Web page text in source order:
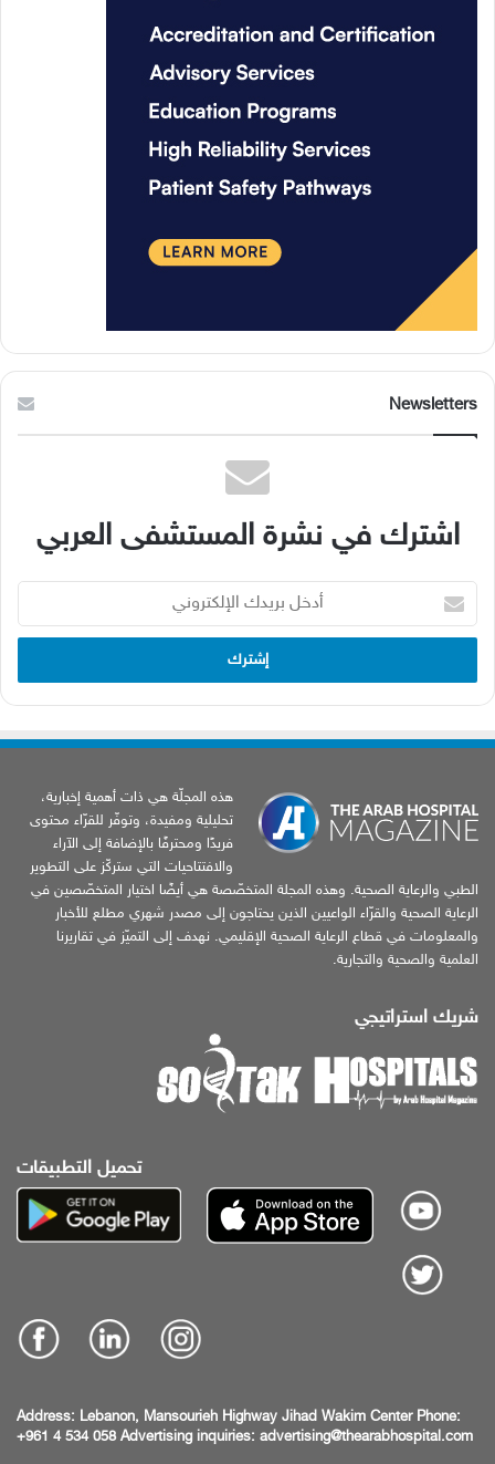
Newsletters
اشترك في نشرة المستشفى العربي
بريدك
الإلكتروني
هذه المجلّة هي ذات أهمية إخبارية،
تحليلية ومفيدة، وتوفّر للقرّاء محتوى
فريدًا ومحترفًا بالإضافة إلى الآراء
والافتتاحيات التي ستركّز على التطوير
الطبي والرعاية الصحية. وهذه المجلة المتخصّصة هي أيضًا اختيار المتخصّصين في
الرعاية الصحية والقرّاء الواعيين الذين يحتاجون إلى مصدر شهري مطلع للأخبار
والمعلومات في قطاع الرعاية الصحية الإقليمي. نهدف إلى التميّز في تقاريرنا
العلمية والصحية والتجارية.
شريك استراتيجي
تحميل التطبيقات
Address: Lebanon, Mansourieh Highway Jihad Wakim Center Phone:
+961 4 534 058 Advertising inquiries: advertising@thearabhospital.com